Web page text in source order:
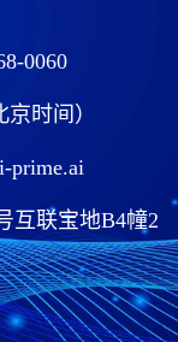
0060
时间）
prime.ai
互联宝地B4幢2